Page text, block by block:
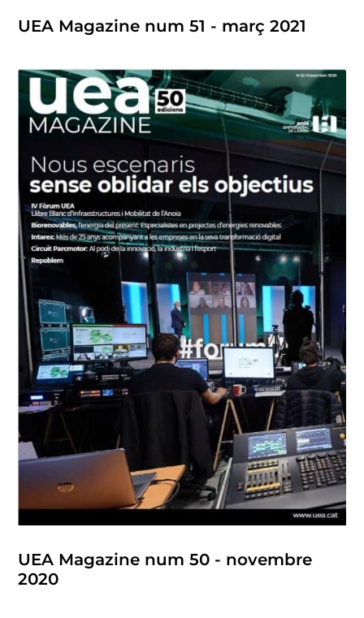
UEA Magazine num 51 - març 2021
UEA Magazine num 50 - novembre
2020